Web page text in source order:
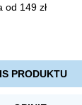
od 149 zł
PRODUKTU